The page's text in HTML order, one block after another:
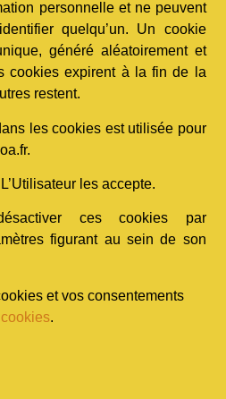
personnelle et ne peuvent
quelqu’un. Un cookie
généré aléatoirement et
cookies expirent à la fin de la
restent.
les cookies est utilisée pour
les accepte.
ces cookies par
figurant au sein de son
et vos consentements
cookies.